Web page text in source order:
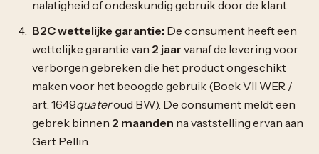
nalatigheid of ondeskundig gebruik door de klant.
B2C wettelijke garantie: De consument heeft een
wettelijke garantie van 2 jaar vanaf de levering voor
verborgen gebreken die het product ongeschikt
maken voor het beoogde gebruik (Boek VII WER /
art. 1649quateroud BW). De consument meldt een
gebrek binnen 2 maanden na vaststelling ervan aan
Gert Pellin.